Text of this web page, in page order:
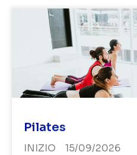
Pilates
INIZIO
15/09/2026